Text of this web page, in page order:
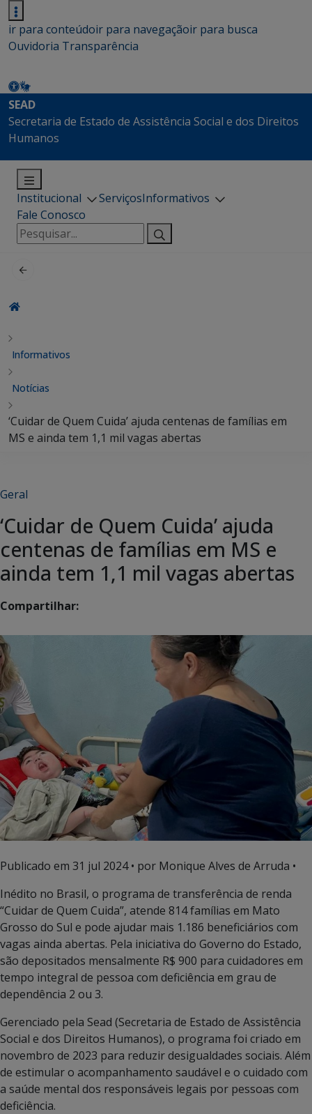
ir para conteúdoir para navegaçãoir para busca
Ouvidoria Transparência
SEAD
Secretaria de Estado de Assistência Social e dos Direitos
Humanos
Institucional ServiçosInformativos
Fale Conosco
Pesquisar
por:
Informativos
Notícias
‘Cuidar de Quem Cuida’ ajuda centenas de famílias em
MS e ainda tem 1,1 mil vagas abertas
Geral
‘Cuidar de Quem Cuida’ ajuda
centenas de famílias em MS e
ainda tem 1,1 mil vagas abertas
Compartilhar:
Publicado em 31 jul 2024• por Monique Alves de Arruda •
Inédito no Brasil, o programa de transferência de renda
“Cuidar de Quem Cuida”, atende 814 famílias em Mato
Grosso do Sul e pode ajudar mais 1.186 beneficiários com
vagas ainda abertas. Pela iniciativa do Governo do Estado,
são depositados mensalmente R$ 900 para cuidadores em
tempo integral de pessoa com deficiência em grau de
dependência 2 ou 3.
Gerenciado pela Sead (Secretaria de Estado de Assistência
Social e dos Direitos Humanos), o programa foi criado em
novembro de 2023 para reduzir desigualdades sociais. Além
de estimular o acompanhamento saudável e o cuidado com
a saúde mental dos responsáveis legais por pessoas com
deficiência.